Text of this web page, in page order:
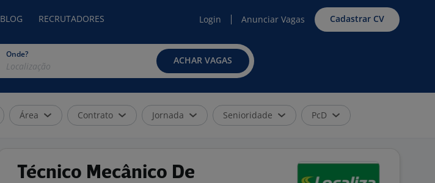
BLOG RECRUTADORES Login Anunciar Vagas Cadastrar CV
Onde?
ACHAR VAGAS
Área Contrato Jornada Senioridade PcD
Técnico Mecânico De